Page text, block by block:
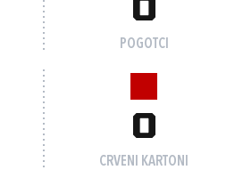
0
POGOTCI
0
CRVENI KARTONI